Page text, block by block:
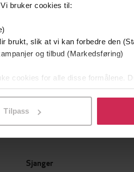
bruker cookies til:
brukt, slik at vi kan forbedre den
og tilbud (Markedsføring)
cookies for alle disse formålene.
Du kan når som helst trekke
Tilpass
En lykkelig familie
Hjelvin Andersen
Sjanger